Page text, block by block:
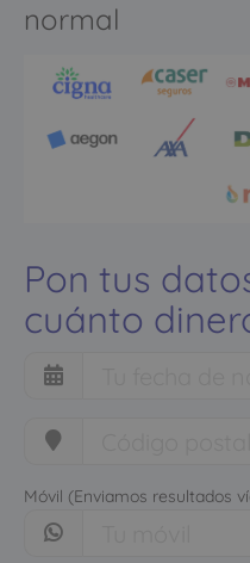
normal
Pon tus
cuánto
Móvil (Enviamos resultados